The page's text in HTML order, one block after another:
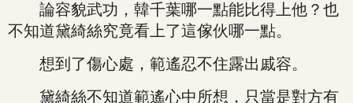
論容貌武功，韓千葉哪一點能比得上他？也
不知道黛綺絲究竟看上了這傢伙哪一點。
想到了傷心處，範遙忍不住露出戚容。
黛綺絲不知道範遙心中所想，只當是對方有